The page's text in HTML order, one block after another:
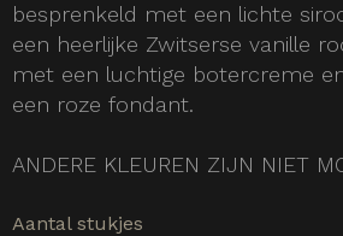
besprenkeld met een lichte
een heerlijke Zwitserse vanille
met een luchtige botercreme
een roze fondant.
ANDERE KLEUREN ZIJN NIET
Aantal stukjes